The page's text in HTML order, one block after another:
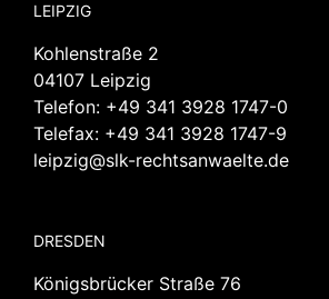
LEIPZIG
Kohlenstraße 2
04107 Leipzig
Telefon: +49 341 3928 1747-0
Telefax: +49 341 3928 1747-9
leipzig@slk-rechtsanwaelte.de
DRESDEN
Königsbrücker Straße 76